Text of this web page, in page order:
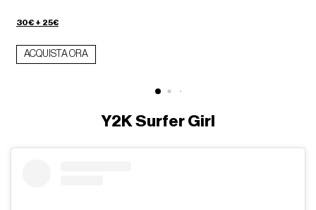
30€ + 25€
ACQUISTA ORA
Y2K Surfer Girl